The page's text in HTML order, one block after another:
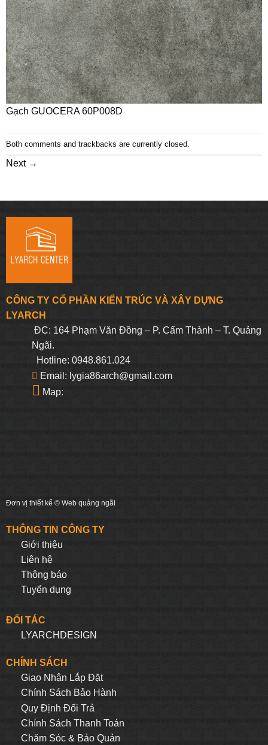
Gạch GUOCERA 60P008D
Both comments and trackbacks are currently closed.
Next →
CÔNG TY CỔ PHẦN KIẾN TRÚC VÀ XÂY DỰNG
LYARCH
ĐC: 164 Phạm Văn Đồng – P. Cẩm Thành – T. Quảng
Ngãi.
Hotline: 0948.861.024
Email: lygia86arch@gmail.com
Map:
Đơn vị thiết kế © Web quảng ngãi
THÔNG TIN CÔNG TY
Giới thiệu
Liên hệ
Thông báo
Tuyển dụng
ĐỐI TÁC
LYARCHDESIGN
CHÍNH SÁCH
Giao Nhận Lắp Đặt
Chính Sách Bảo Hành
Quy Định Đối Trả
Chính Sách Thanh Toán
Chăm Sóc & Bảo Quản